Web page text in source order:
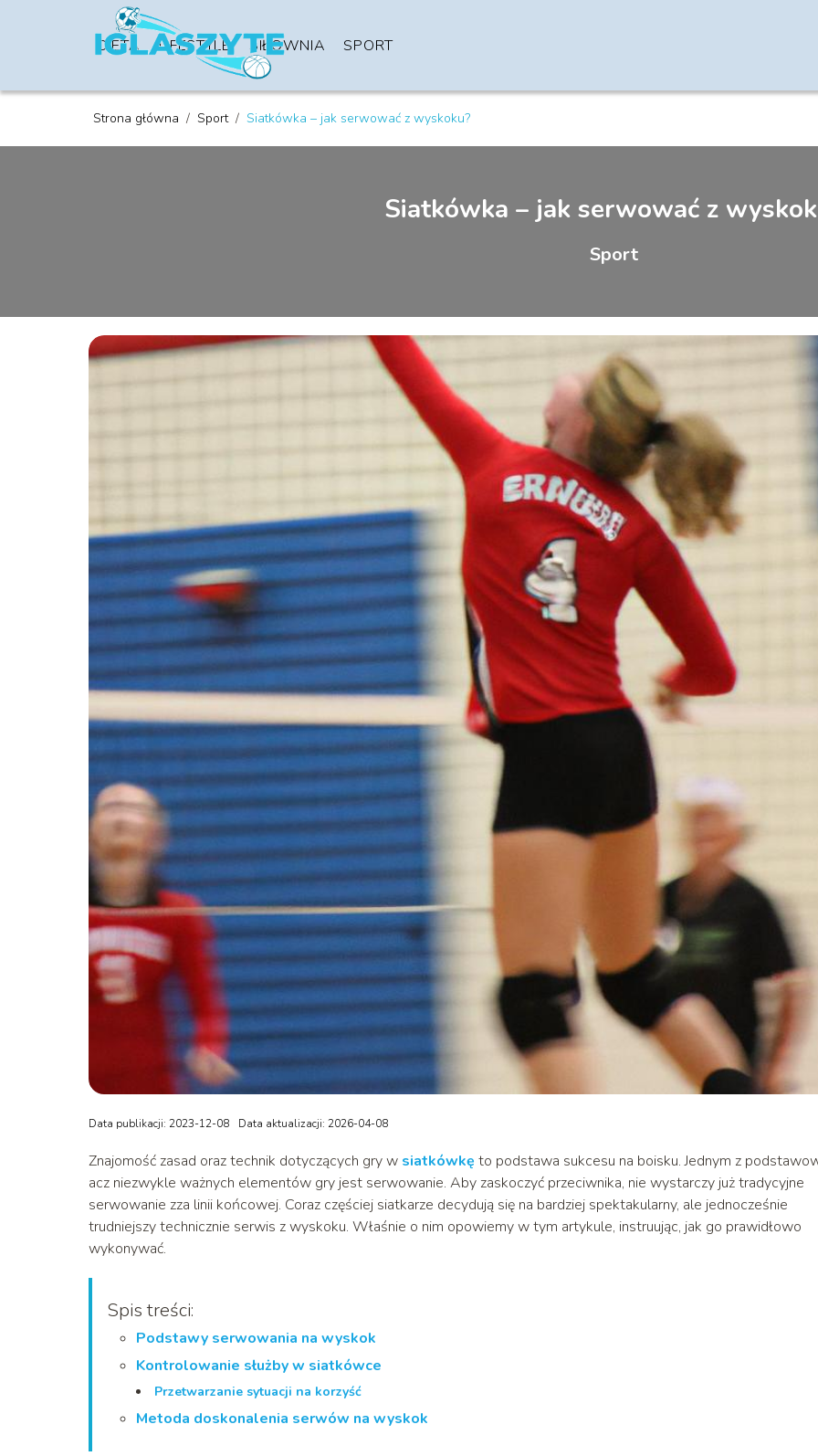
DIETA LIFESTYLE SIŁOWNIA SPORT
Strona główna / Sport / Siatkówka – jak serwować z wyskoku?
Siatkówka – jak serwować z
Sport
Data publikacji: 2023-12-08 Data aktualizacji: 2026-04-08
Znajomość zasad oraz technik dotyczących gry w siatkówkę to podstawa sukcesu na boisku. Jednym z
acz niezwykle ważnych elementów gry jest serwowanie. Aby zaskoczyć przeciwnika, nie wystarczy już tradycyjne
serwowanie zza linii końcowej. Coraz częściej siatkarze decydują się na bardziej spektakularny, ale jednocześnie
trudniejszy technicznie serwis z wyskoku. Właśnie o nim opowiemy w tym artykule, instruując, jak go prawidłowo
wykonywać.
Spis treści:
Podstawy serwowania na wyskok
Kontrolowanie służby w siatkówce
Przetwarzanie sytuacji na korzyść
Metoda doskonalenia serwów na wyskok